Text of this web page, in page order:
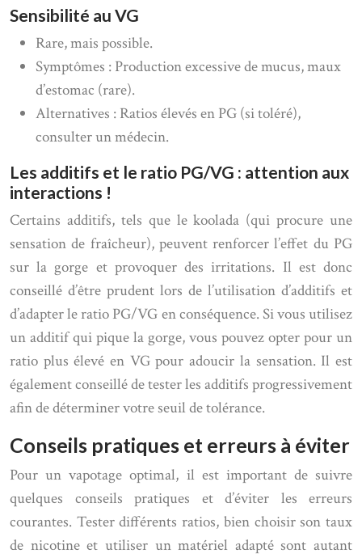
Sensibilité au VG
Rare, mais possible.
Symptômes : Production excessive de mucus, maux
d’estomac (rare).
Alternatives : Ratios élevés en PG (si toléré),
consulter un médecin.
Les additifs et le ratio PG/VG : attention aux
interactions !
Certains additifs, tels que le koolada (qui procure une
sensation de fraîcheur), peuvent renforcer l’effet du PG
sur la gorge et provoquer des irritations. Il est donc
conseillé d’être prudent lors de l’utilisation d’additifs et
d’adapter le ratio PG/VG en conséquence. Si vous utilisez
un additif qui pique la gorge, vous pouvez opter pour un
ratio plus élevé en VG pour adoucir la sensation. Il est
également conseillé de tester les additifs progressivement
afin de déterminer votre seuil de tolérance.
Conseils pratiques et erreurs à éviter
Pour un vapotage optimal, il est important de suivre
quelques conseils pratiques et d’éviter les erreurs
courantes. Tester différents ratios, bien choisir son taux
de nicotine et utiliser un matériel adapté sont autant